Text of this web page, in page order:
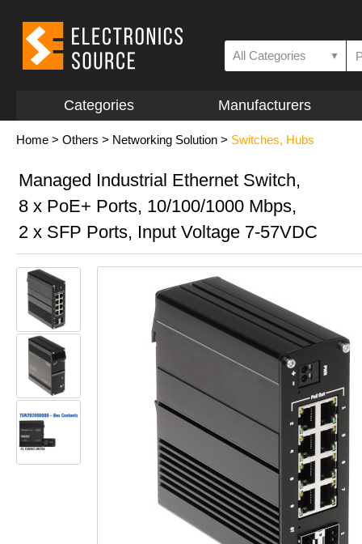
All Categories ▼
Categories Manufacturers
Home > Others > Networking Solution > Switches, Hubs
Managed Industrial Ethernet Switch,
8 x PoE+ Ports, 10/100/1000 Mbps,
2 x SFP Ports, Input Voltage 7-57VDC